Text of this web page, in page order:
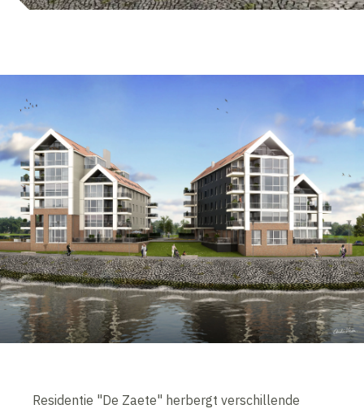
Residentie "De Zaete" herbergt verschillende